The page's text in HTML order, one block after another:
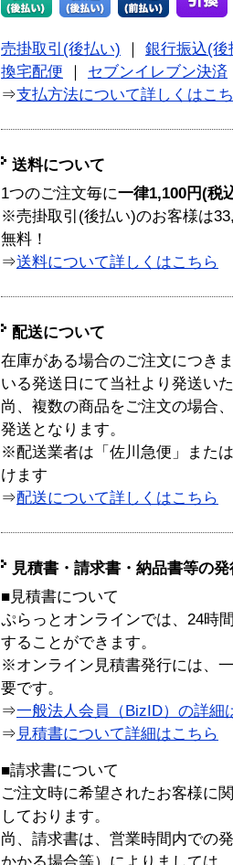
売掛取引(後払い)
銀行振込(後
換宅配便
セブンイレブン決済
⇒支払方法について詳しくはこ
送料について
1つのご注文毎に一律1,100円(税
※売掛取引(後払い)のお客様は
無料！
⇒送料について詳しくはこちら
配送について
在庫がある場合のご注文につき
いる発送日にて当社より発送い
尚、複数の商品をご注文の場合
発送となります。
※配送業者は「佐川急便」また
けます
⇒配送について詳しくはこちら
見積書・請求書・納品書等の
■見積書について
ぷらっとオンラインでは、24時
することができます。
※オンライン見積書発行には、
要です。
⇒一般法人会員（BizID）の詳細
⇒ 見積書について詳細はこちら
■請求書について
ご注文時に希望されたお客様に
しております。
尚、請求書は、営業時間内での